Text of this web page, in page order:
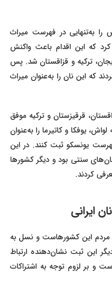
را به‌تنهایی در فهرست میراث
که این اقدام باعث واکنش
ترکیه و قزاقستان شد. پس
این نان را به‌عنوان میراث
قزاقستان، قرقیزستان و ترکیه موفق
یوفکا و کاتیرما را به‌عنوان
یونسکو ثبت کنند. در این
سنتی بود و دیگر کشورها
کردند.
این کشورهاست و نسل به
ثبت نشان‌دهنده ارتباط
بر لزوم توجه به اشتراکات